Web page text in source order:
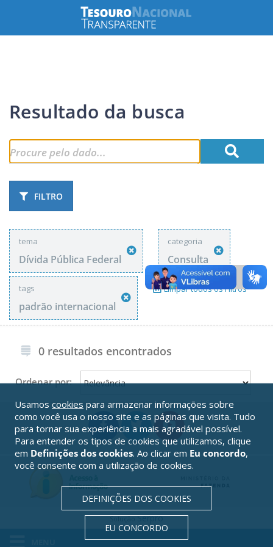
Resultado da busca
FILTRO
tema
Dívida Pública Federal
categoria
Consulta
tags
padrão internacional
Limpar todos os Filtros
0 resultados encontrados
Ordenar por:
SoluçãoSerpro
Usamos cookies para armazenar informações sobre
como você usa o nosso site e as páginas que visita. Tudo
para tornar sua experiência a mais agradável possível.
Para entender os tipos de cookies que utilizamos, clique
em Definições dos cookies. Ao clicar em Eu concordo,
você consente com a utilização de cookies.
DEFINIÇÕES DOS COOKIES
EU CONCORDO